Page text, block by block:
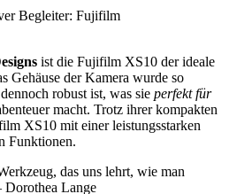
Begleiter: Fujifilm
ist die Fujifilm XS10 der ideale
Gehäuse der Kamera wurde so
robust ist, was sie perfekt für
macht. Trotz ihrer kompakten
XS10 mit einer leistungsstarken
Funktionen.
das uns lehrt, wie man
Dorothea Lange